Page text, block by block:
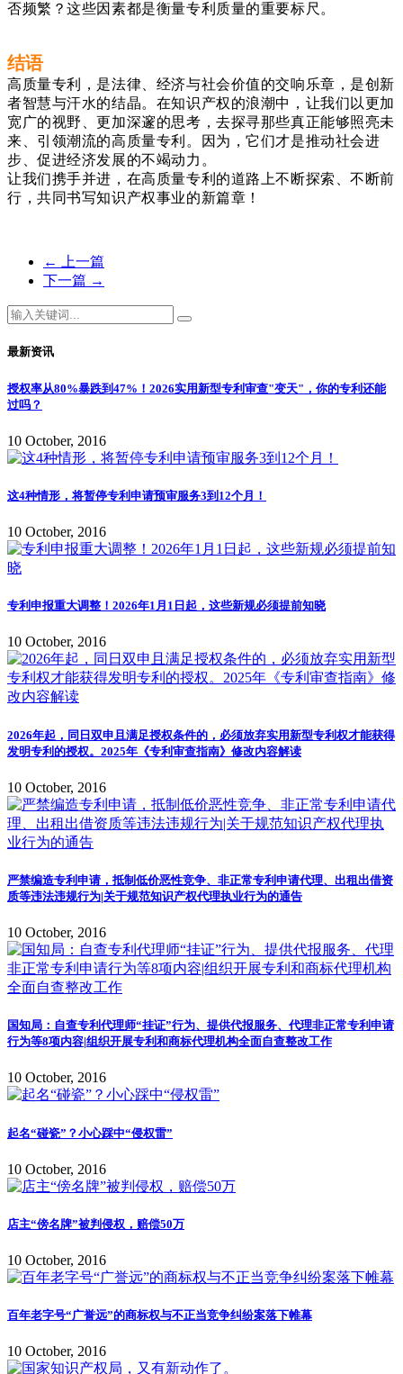
否频繁？这些因素都是衡量专利质量的重要标尺。
结语
高质量专利，是法律、经济与社会价值的交响乐章，是创新
者智慧与汗水的结晶。在知识产权的浪潮中，让我们以更加
宽广的视野、更加深邃的思考，去探寻那些真正能够照亮未
来、引领潮流的高质量专利。因为，它们才是推动社会进
步、促进经济发展的不竭动力。
让我们携手并进，在高质量专利的道路上不断探索、不断前
行，共同书写知识产权事业的新篇章！
←
上一篇
下一篇 →
最新资讯
授权率从80%暴跌到47%！2026实用新型专利审查"变天"，你的专利还能
过吗？
10 October, 2016
这4种情形，将暂停专利申请预审服务3到12个月！
10 October, 2016
专利申报重大调整！2026年1月1日起，这些新规必须提前知晓
10 October, 2016
2026年起，同日双申且满足授权条件的，必须放弃实用新型专利权才能获得
发明专利的授权。2025年《专利审查指南》修改内容解读
10 October, 2016
严禁编造专利申请，抵制低价恶性竞争、非正常专利申请代理、出租出借资
质等违法违规行为|关于规范知识产权代理执业行为的通告
10 October, 2016
国知局：自查专利代理师“挂证”行为、提供代报服务、代理非正常专利申请
行为等8项内容|组织开展专利和商标代理机构全面自查整改工作
10 October, 2016
起名“碰瓷”？小心踩中“侵权雷”
10 October, 2016
店主“傍名牌”被判侵权，赔偿50万
10 October, 2016
百年老字号“广誉远”的商标权与不正当竞争纠纷案落下帷幕
10 October, 2016